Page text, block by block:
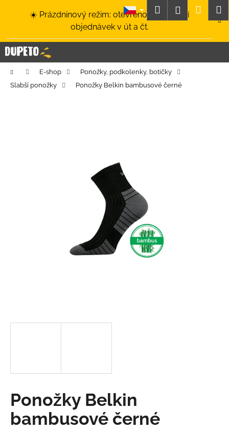
☀️ Prázdninový režim: otevřeno a odesílání
objednávek v út a čt.
HledatPřihlášení
Domů E-shop
Ponožky, podkolenky, botičky
Slabší ponožky
Ponožky Belkin bambusové černé
Ponožky Belkin
bambusové černé
í
k C
o
p
D
o
p
o